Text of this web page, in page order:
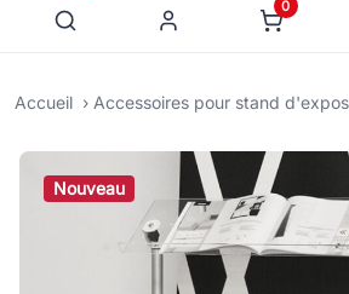
0
Accueil Accessoires pour stand
Nouveau